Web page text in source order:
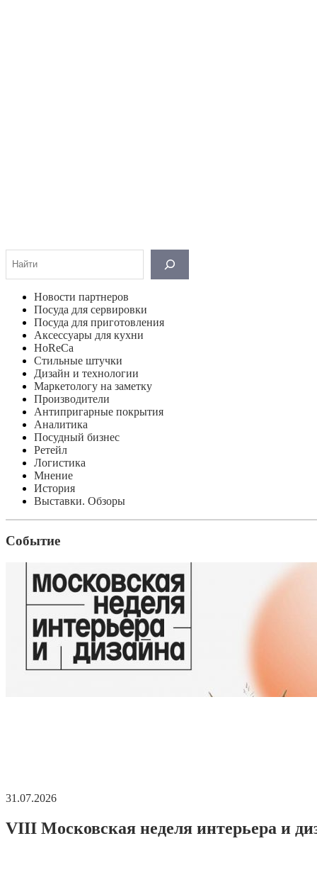
Новости партнеров
Посуда для сервировки
Посуда для приготовления
Аксессуары для кухни
HoReCa
Стильные штучки
Дизайн и технологии
Маркетологу на заметку
Производители
Антипригарные покрытия
Аналитика
Посудный бизнес
Ретейл
Логистика
Мнение
История
Выставки. Обзоры
Событие
31.07.2026
VIII Московская неделя интерьера и